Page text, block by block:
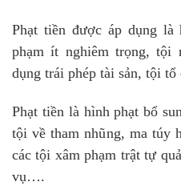
Phạt tiền được áp dụng
phạm ít nghiêm trọng, tội
dụng trái phép tài sản, tội
Phạt tiền là hình phạt bổ
tội về tham nhũng, ma túy
các tội xâm phạm trật tự
vụ….